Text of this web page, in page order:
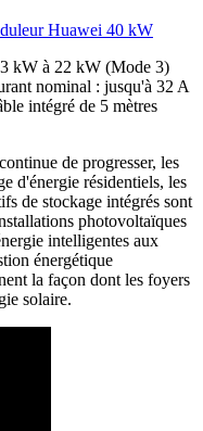
kW à 22 kW (Mode 3)
nominal : jusqu'à 32 A
intégré de 5 mètres
de progresser, les
d'énergie résidentiels, les
de stockage intégrés sont
photovoltaïques
intelligentes aux
énergétique
la façon dont les foyers
solaire.